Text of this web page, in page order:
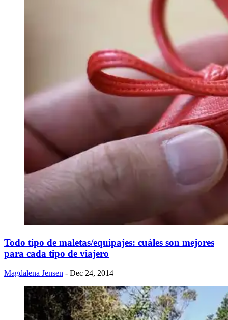
​Todo tipo de maletas/equipajes: cuáles son mejores
para cada tipo de viajero
Magdalena Jensen - Dec 24, 2014